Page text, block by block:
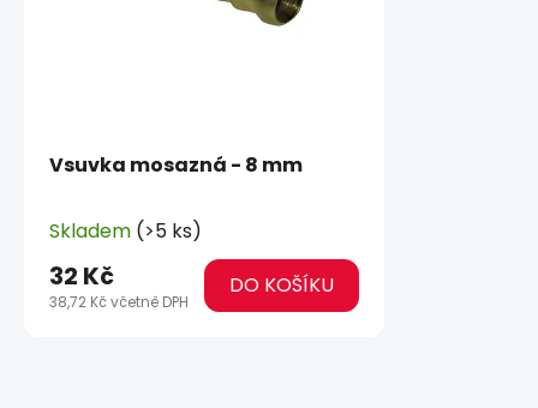
Vsuvka mosazná - 8 mm
Skladem (>5 ks)
38,72 Kč včetně DPH
32 Kč DO KOŠÍKU